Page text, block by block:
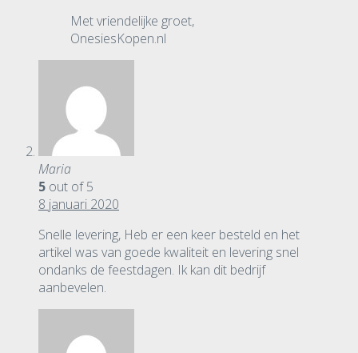
Met vriendelijke groet,
OnesiesKopen.nl
Maria
5 out of 5
8 januari 2020
Snelle levering, Heb er een keer besteld en het
artikel was van goede kwaliteit en levering snel
ondanks de feestdagen. Ik kan dit bedrijf
aanbevelen.